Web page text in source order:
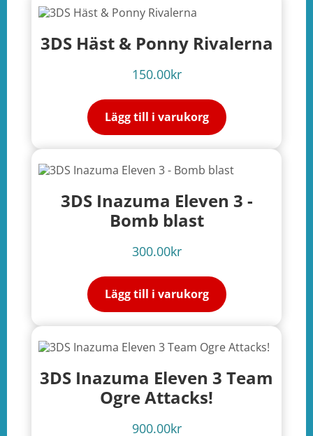
3DS Häst & Ponny Rivalerna
150.00kr
Lägg till i varukorg
3DS Inazuma Eleven 3 -
Bomb blast
300.00kr
Lägg till i varukorg
3DS Inazuma Eleven 3 Team
Ogre Attacks!
900.00kr